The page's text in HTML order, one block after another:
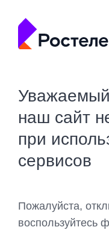
Уважаемый
наш сайт
при
сервисов
Пожалуйста,
воспользуйтесь